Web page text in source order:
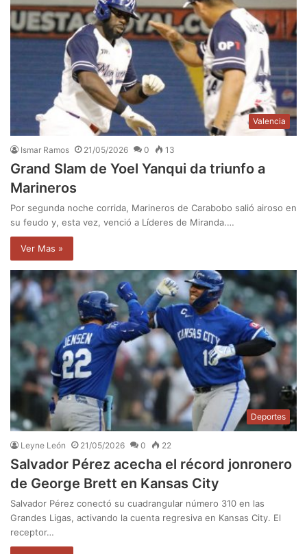
Valencia
Ismar Ramos 21/05/2026 0 13
Grand Slam de Yoel Yanqui da triunfo a
Marineros
Por segunda noche corrida, Marineros de Carabobo salió airoso en
su feudo y, esta vez, venció a Líderes de Miranda.…
Ver Mas »
Deportes
Leyne León 21/05/2026 0 22
Salvador Pérez acecha el récord jonronero
de George Brett en Kansas City
Salvador Pérez conectó su cuadrangular número 310 en las
Grandes Ligas, activando la cuenta regresiva en Kansas City. El
receptor…